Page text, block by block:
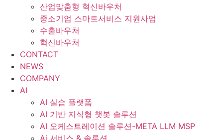
산업맞춤형 혁신바우처
중소기업 스마트서비스 지원사업
수출바우처
혁신바우처
CONTACT
NEWS
COMPANY
AI
AI 실습 플랫폼
AI 기반 지식형 챗봇 솔루션
AI 오케스트레이션 솔루션-META LLM MSP
Ai 서비스 & 솔루션